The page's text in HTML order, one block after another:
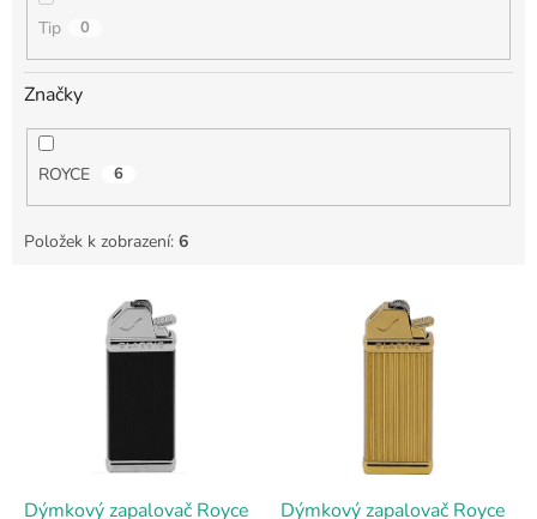
Tip 0
Značky
ROYCE 6
Položek k zobrazení: 6
Dýmkový zapalovač Royce Dýmkový zapalovač Royce